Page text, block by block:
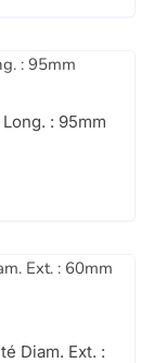
: 95mm
Diam. Ext. :